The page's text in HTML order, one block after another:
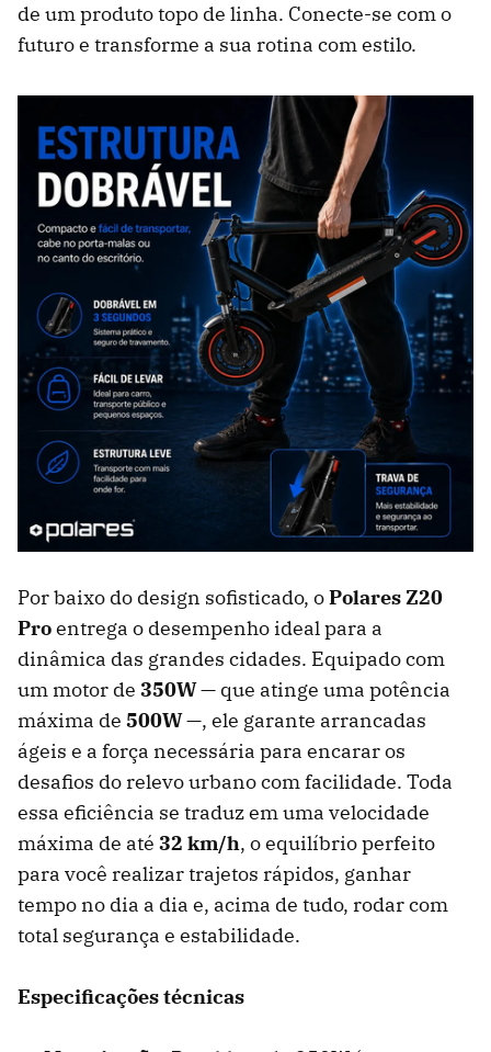
de um produto topo de linha. Conecte-se com o
futuro e transforme a sua rotina com estilo.
Por baixo do design sofisticado, oPolares Z20
Proentrega o desempenho ideal para a
dinâmica das grandes cidades. Equipado com
um motor de 350W— que atinge uma potência
máxima de 500W—, ele garante arrancadas
ágeis e a força necessária para encarar os
desafios do relevo urbano com facilidade. Toda
essa eficiência se traduz em uma velocidade
máxima de até 32 km/h, o equilíbrio perfeito
para você realizar trajetos rápidos, ganhar
tempo no dia a dia e, acima de tudo, rodar com
total segurança e estabilidade.
Especificações técnicas